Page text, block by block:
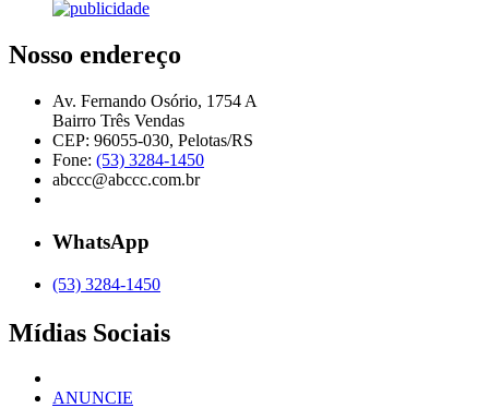
Nosso endereço
Av. Fernando Osório, 1754 A
Bairro Três Vendas
CEP: 96055-030, Pelotas/RS
Fone: (53) 3284-1450
abccc@abccc.com.br
WhatsApp
(53) 3284-1450
Mídias Sociais
ANUNCIE